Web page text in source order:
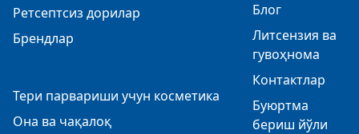
Ретсептсиз дорилар
Брендлар
Тери парвариши учун косметика
Она ва чақалоқ
Блог
Литсензия ва
гувоҳнома
Контактлар
Буюртма
бериш йўли